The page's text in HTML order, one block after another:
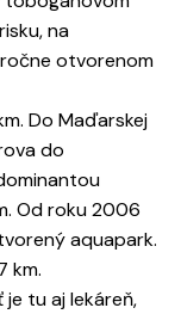
na
otvorenom
Do Maďarskej
do
Od roku 2006
aquapark.
km.
tu aj lekáreň,